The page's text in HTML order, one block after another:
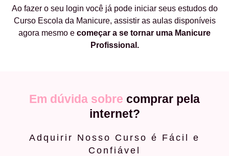
Ao fazer o seu login você já pode iniciar seus estudos do
Curso Escola da Manicure, assistir as aulas disponíveis
agora mesmo e começar a se tornar uma Manicure
Profissional.
Em dúvida sobre comprar pela
internet?
Adquirir Nosso Curso é Fácil e
Confiável